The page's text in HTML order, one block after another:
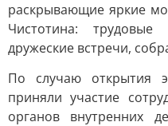
раскрывающие яркие
Чистотина:
дружеские встречи,
По случаю открытия
приняли участие
органов внутренних